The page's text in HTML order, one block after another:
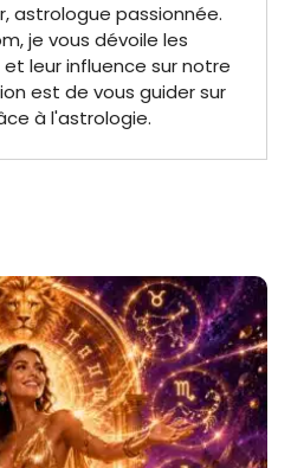
astrologue passionnée.
je vous dévoile les
leur influence sur notre
est de vous guider sur
à l'astrologie.